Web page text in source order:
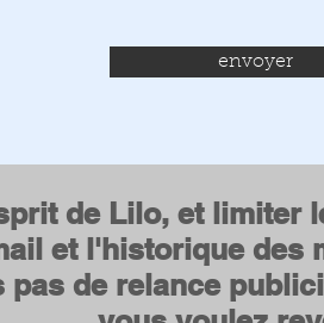
envoyer
de Lilo, et limiter
et l'historique des
pas de relance